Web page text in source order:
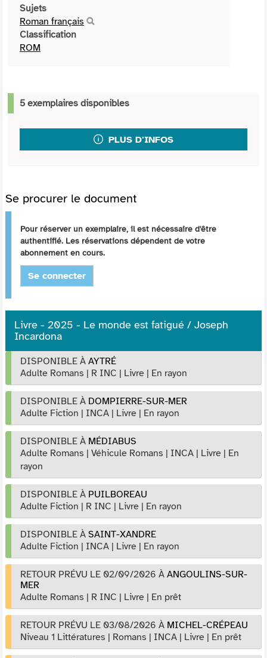
Sujets
Roman français
Classification
ROM
5 exemplaires disponibles
PLUS D'INFOS
Se procurer le document
Pour réserver un exemplaire, il est nécessaire d'être
authentifié. Les réservations dépendent de votre
abonnement en cours.
Se connecter
Livre - 2025 - Le monde est fatigué / Joseph
Incardona
DISPONIBLE À AYTRÉ
Adulte Romans | R INC | Livre | En rayon
DISPONIBLE À DOMPIERRE-SUR-MER
Adulte Fiction | INCA | Livre | En rayon
DISPONIBLE À MÉDIABUS
Adulte Romans | Véhicule Romans | INCA | Livre | En
rayon
DISPONIBLE À PUILBOREAU
Adulte Fiction | R INC | Livre | En rayon
DISPONIBLE À SAINT-XANDRE
Adulte Fiction | INCA | Livre | En rayon
RETOUR PRÉVU LE 02/09/2026 À ANGOULINS-SUR-
MER
Adulte Romans | R INC | Livre | En prêt
RETOUR PRÉVU LE 03/08/2026 À MICHEL-CRÉPEAU
Niveau 1 Littératures | Romans | INCA | Livre | En prêt